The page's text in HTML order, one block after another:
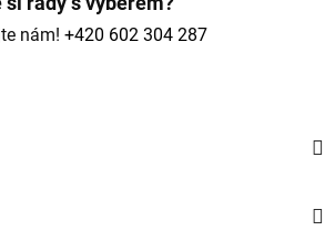
nám! +420 602 304 287